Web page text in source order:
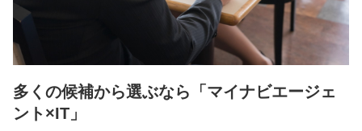
多くの候補から選ぶなら「マイナビエージェ
ント×IT」